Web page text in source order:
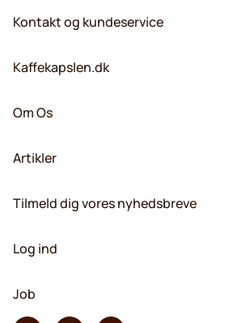
Kontakt og kundeservice
Kaffekapslen.dk
Om Os
Artikler
Tilmeld dig vores nyhedsbreve
Log ind
Job